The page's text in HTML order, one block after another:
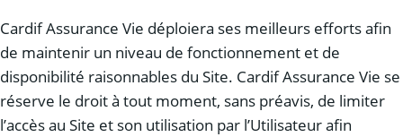
Cardif Assurance Vie déploiera ses meilleurs efforts afin
de maintenir un niveau de fonctionnement et de
disponibilité raisonnables du Site. Cardif Assurance Vie se
réserve le droit à tout moment, sans préavis, de limiter
l’accès au Site et son utilisation par l’Utilisateur afin